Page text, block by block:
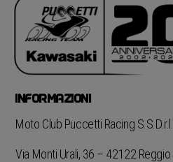
INFORMAZIONI
Moto Club Puccetti Racing S.S.D.r.l.
Via Monti Urali, 36 – 42122 Reggio